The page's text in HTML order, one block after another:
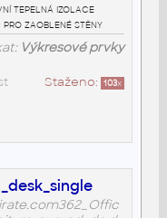
tepelná izolace
zaoblené stěny
Výkresové prvky
Staženo: 103x